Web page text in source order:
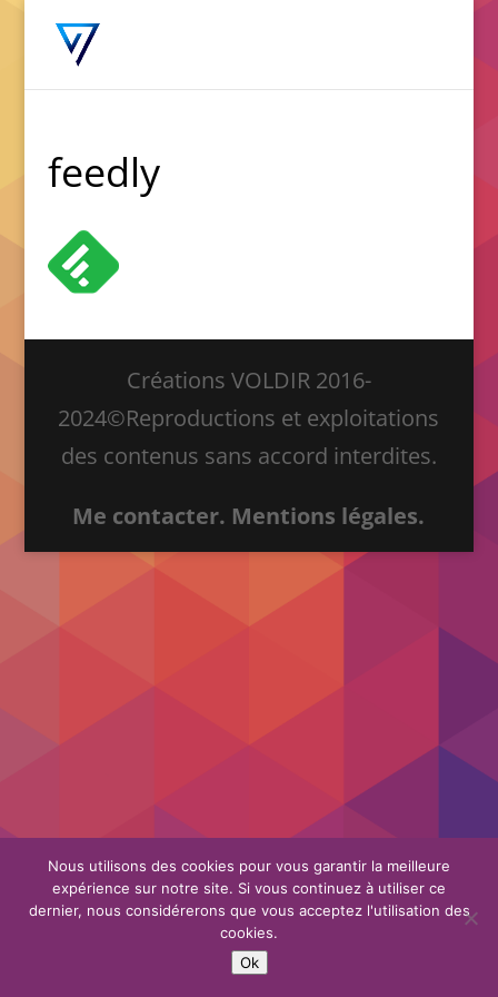
feedly
Créations VOLDIR 2016-
2024©Reproductions et exploitations
des contenus sans accord interdites.
Me contacter. Mentions légales.
Nous utilisons des cookies pour vous garantir la meilleure
expérience sur notre site. Si vous continuez à utiliser ce
dernier, nous considérerons que vous acceptez l'utilisation des
cookies.
Ok